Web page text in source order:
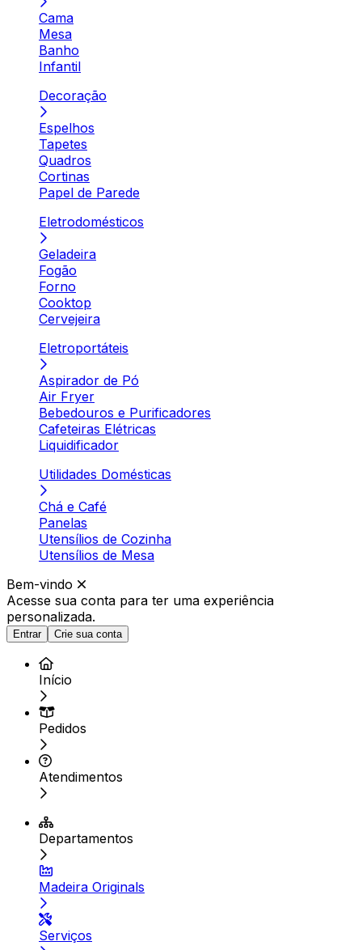
Cama
Mesa
Banho
Infantil
Decoração
Espelhos
Tapetes
Quadros
Cortinas
Papel de Parede
Eletrodomésticos
Geladeira
Fogão
Forno
Cooktop
Cervejeira
Eletroportáteis
Aspirador de Pó
Air Fryer
Bebedouros e Purificadores
Cafeteiras Elétricas
Liquidificador
Utilidades Domésticas
Chá e Café
Panelas
Utensílios de Cozinha
Utensílios de Mesa
Bem-vindo
Acesse sua conta para ter uma experiência
personalizada.
Entrar Crie sua conta
Início
Pedidos
Atendimentos
Departamentos
Madeira Originals
Serviços